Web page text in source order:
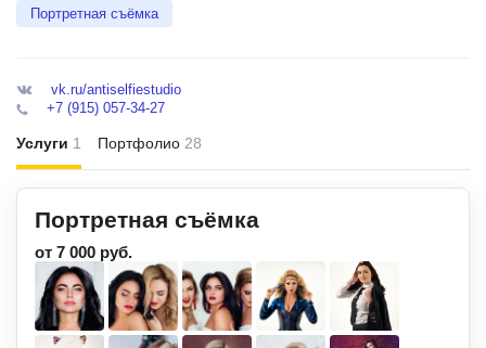
Портретная съёмка
vk.ru/antiselfiestudio
+7 (915) 057-34-27
Услуги 1 Портфолио 28
Портретная съёмка
от 7 000 руб.